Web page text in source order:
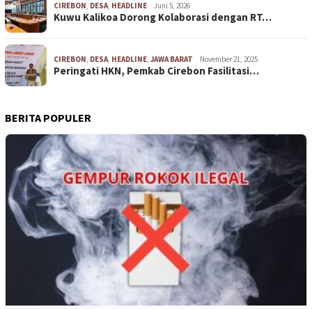
CIREBON, DESA, HEADLINE Juni 5, 2026
Kuwu Kalikoa Dorong Kolaborasi dengan RT…
CIREBON, DESA, HEADLINE, JAWA BARAT November 21, 2025
Peringati HKN, Pemkab Cirebon Fasilitasi…
BERITA POPULER